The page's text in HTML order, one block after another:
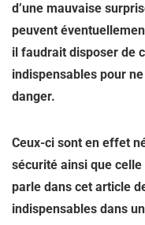
d’une mauvaise
peuvent
il faudrait disposer de
indispensables pour
danger.
Ceux-ci sont en effet
sécurité ainsi que
parle dans cet article
indispensables dans